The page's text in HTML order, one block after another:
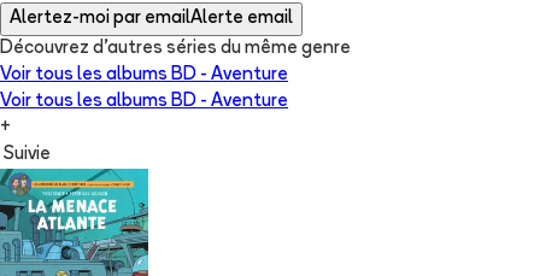
Alertez-moi par emailAlerte email
Découvrez d'autres séries du même genre
Voir tous les albums BD - Aventure
Voir tous les albums BD - Aventure
+
Suivie